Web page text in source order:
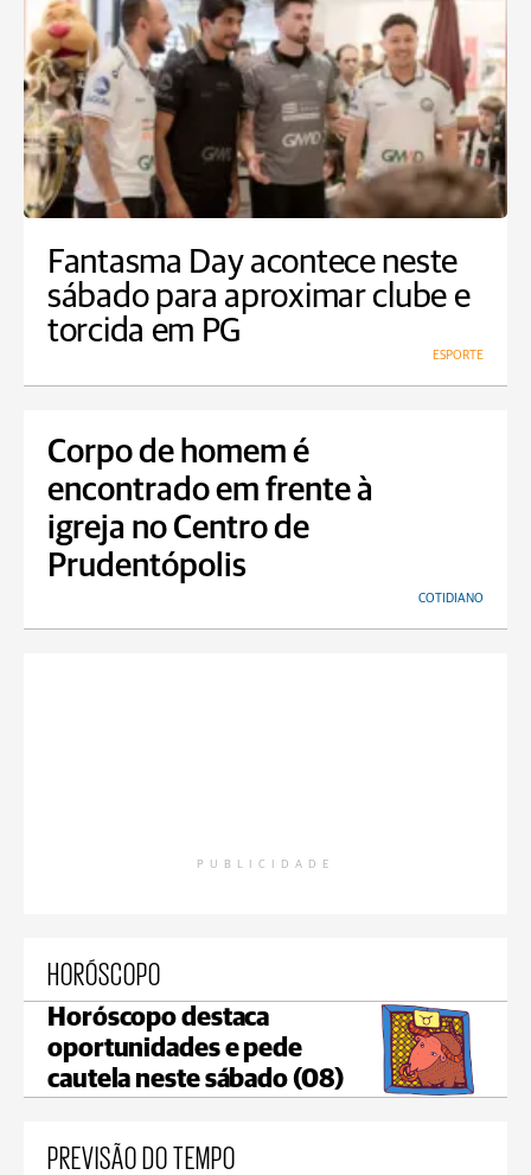
Fantasma Day acontece neste
sábado para aproximar clube e
torcida em PG
ESPORTE
Corpo de homem é
encontrado em frente à
igreja no Centro de
Prudentópolis
COTIDIANO
PUBLICIDADE
HORÓSCOPO
Horóscopo destaca
oportunidades e pede
cautela neste sábado (08)
PREVISÃO DO TEMPO